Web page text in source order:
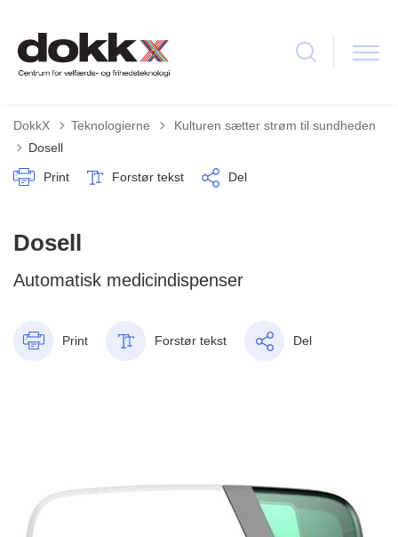
DokkX Teknologierne Tilbage til
Kulturen sætter strøm til sundheden
Dosell
Print Forstør tekst Del
Dosell
Automatisk medicindispenser
Print Forstør tekst Del